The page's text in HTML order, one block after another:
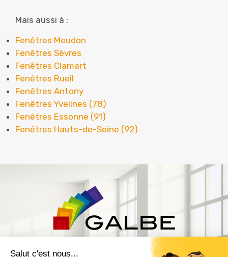
Mais aussi à :
Fenêtres Meudon
Fenêtres Sèvres
Fenêtres Clamart
Fenêtres Rueil
Fenêtres Antony
Fenêtres Yvelines (78)
Fenêtres Essonne (91)
Fenêtres Hauts-de-Seine (92)
ZAC Les Delâches